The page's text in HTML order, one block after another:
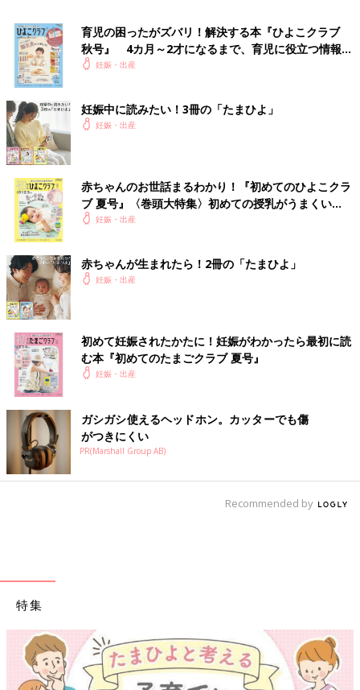
突然の出来事に驚くばかりの河原さんに、診察した当直医からは
厳しい現実が伝えられます。
ることはないだろう』と言うんです。目の前が真っ暗になり、ど
ん底に突き落とされたようなショックでした。『5日前の妊婦健
診では異常なかったのに、私は2人の赤ちゃんを産めないんだ』
と、涙がこぼれました」（河原さん）
その夜は家で安静にと言われ、いったん帰宅した河原さんでした
が、翌日病院から「今すぐ入院するように」という連絡がありま
した。
「破水すると子宮内感染のリスクが高まり、母体に影響する恐れ
があるというのです。夫が午前中は仕事を休んでくれ、入院の準
備をして一緒に病院へ向かいました。そして、改めて診察を受
14週という極めて早い時期に破水した場合、赤ちゃんが1人だっ
たら中絶をすすめるが、今回は双子で別々の部屋に分かれていて
胎盤も別だから三男に異常はなく、中絶をすると三男も犠牲にし
てしまうリスクがあること。破水した二男のほうが細菌感染した
り、へその緒が圧迫されて栄養が届かず胎内で亡くなったりして
しまうと三男に影響すること。破水したほうの卵膜がふさがる可
能性は極めて低いこと、などの説明がありました。
“赤ちゃんたちはきっと大丈夫”、そう思いたいのに、聞かされる
ただただ、双子の無事を祈り続ける日々
育児の困ったがズバリ！解決する本『ひよこクラブ
秋号』 4カ月～2才になるまで、育児に役立つ情報が
いっぱい！
妊娠・出産
妊娠中に読みたい！3冊の「たまひよ」
妊娠・出産
赤ちゃんのお世話まるわかり！『初めてのひよこクラ
ブ 夏号』〈巻頭大特集〉初めての授乳がうまくい
く！ おっぱい・ミルクの基本と夏のトラブル 解決テ
妊娠・出産
赤ちゃんが生まれたら！2冊の「たまひよ」
妊娠・出産
初めて妊娠されたかたに！妊娠がわかったら最初に読
む本『初めてのたまごクラブ 夏号』
妊娠・出産
ガシガシ使えるヘッドホン。カッターでも傷
がつきにくい
PR(Marshall Group AB)
Recommended by
特集